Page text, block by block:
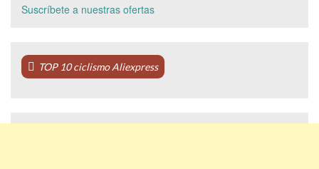
Suscríbete a nuestras ofertas
TOP 10 ciclismo Aliexpress